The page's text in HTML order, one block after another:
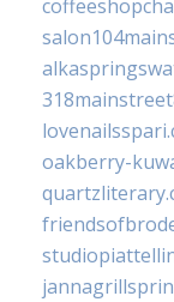
oakberry-